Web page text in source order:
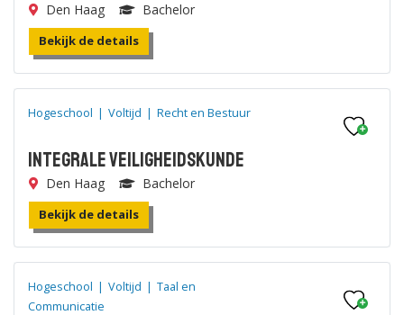
Den Haag Bachelor
Bekijk de details
Hogeschool | Voltijd | Recht en Bestuur
Integrale Veiligheidskunde
Den Haag Bachelor
Bekijk de details
Hogeschool | Voltijd | Taal en
Communicatie